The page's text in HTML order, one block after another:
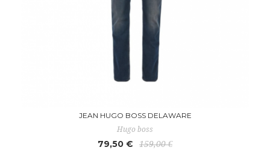
JEAN HUGO BOSS DELAWARE
Hugo boss
79,50 € 159,00 €